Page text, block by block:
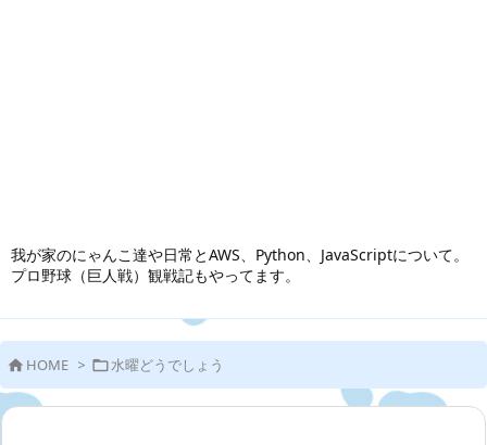
我が家のにゃんこ達や日常とAWS、Python、JavaScriptについて。
プロ野球（巨人戦）観戦記もやってます。
 HOME > 水曜どうでしょう